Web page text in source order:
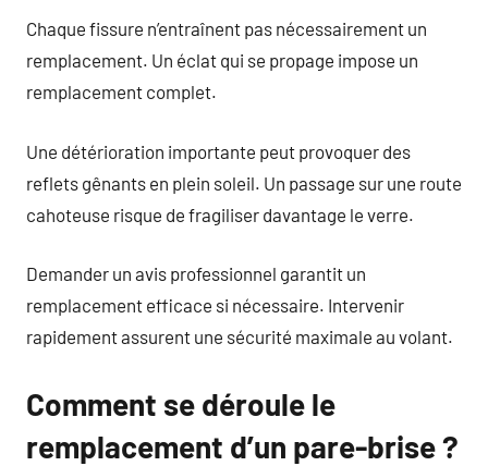
Chaque fissure n’entraînent pas nécessairement un
remplacement. Un éclat qui se propage impose un
remplacement complet.
Une détérioration importante peut provoquer des
reflets gênants en plein soleil. Un passage sur une route
cahoteuse risque de fragiliser davantage le verre.
Demander un avis professionnel garantit un
remplacement efficace si nécessaire. Intervenir
rapidement assurent une sécurité maximale au volant.
Comment se déroule le
remplacement d’un pare-brise ?